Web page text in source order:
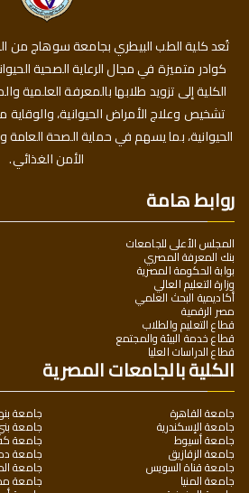
تُعد كلية الطب البيطري بجامعة سوهاج من
كوادر متميزة في مجال الرعاية الصحية
الكلية إلى تزويد طلابها بالمعرفة العلمية
تشخيص وعلاج الأمراض الحيوانية، والوقاية
الحيوانية، بما يسهم في حماية الصحة العامة
الأمن الغذائي.
روابط هامة
المجلس الأعلى للجامعات
بنك المعرفة المصري
بوابة الحكومة المصرية
وزارة التعليم العالي
أكاديمية البحث العلمي
مصر الرقمية
قطاع التعليم والطلاب
قطاع خدمة البيئة والمجتمع
قطاع الدراسات العليا
الكلية بالجامعات المصرية
جامعة القاهرة
جامعة الإسكندرية
جامعة أسيوط
جامعة الزقازيق
جامعة قناة السويس
جامعة المنيا
جامعة
جامعة
جامعة
جامعة
جامعة
جامعة